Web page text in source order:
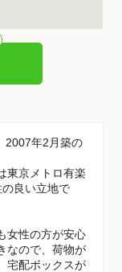
2007年2月築の
東京メトロ有楽
良い立地で
女性の方が安心
なので、荷物が
宅配ボックスが